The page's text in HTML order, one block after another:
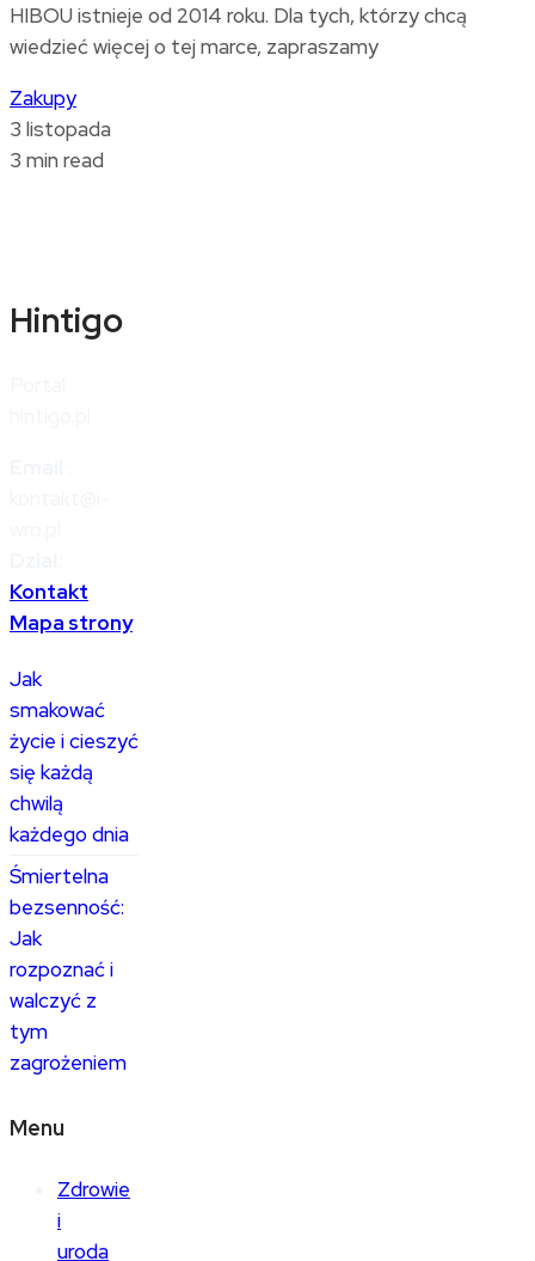
HIBOU istnieje od 2014 roku. Dla tych, którzy chcą
wiedzieć więcej o tej marce, zapraszamy
Zakupy
3 listopada
3 min read
Hintigo
Kontakt
Mapa strony
Jak
smakować
życie i cieszyć
się każdą
chwilą
każdego dnia
Śmiertelna
bezsenność:
Jak
rozpoznać i
walczyć z
tym
zagrożeniem
Menu
Zdrowie
i
uroda